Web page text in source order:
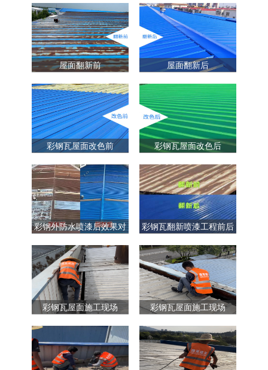
屋面翻新前 屋面翻新后
彩钢瓦屋面改色前 彩钢瓦屋面改色后
彩钢外防水喷漆后效果对
彩钢瓦翻新喷漆工程前后
彩钢瓦屋面施工现场 彩钢瓦屋面施工现场